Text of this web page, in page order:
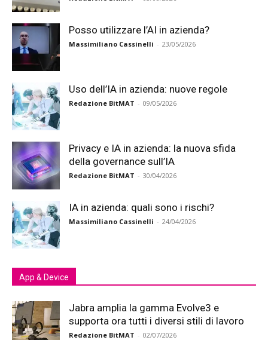
Posso utilizzare l’AI in azienda?
Massimiliano Cassinelli - 23/05/2026
Uso dell’IA in azienda: nuove regole
Redazione BitMAT - 09/05/2026
Privacy e IA in azienda: la nuova sfida
della governance sull’IA
Redazione BitMAT - 30/04/2026
IA in azienda: quali sono i rischi?
Massimiliano Cassinelli - 24/04/2026
App & Device
Jabra amplia la gamma Evolve3 e
supporta ora tutti i diversi stili di lavoro
Redazione BitMAT - 02/07/2026